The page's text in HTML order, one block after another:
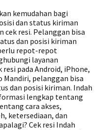
kemudahan bagi
dan status kiriman
cek resi. Pelanggan bisa
dan posisi kiriman
repot-repot
layanan
pada Android, iPhone,
Mandiri, pelanggan bisa
dan posisi kiriman. Indah
lengkap tentang
cara akses,
ketersediaan, dan
Cek resi Indah